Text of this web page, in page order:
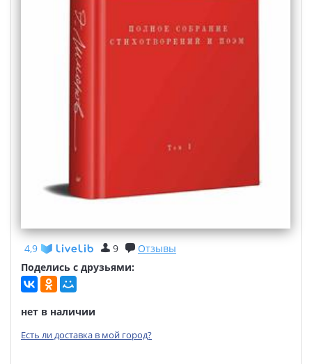
4,9 9
Отзывы
Поделись с друзьями:
нет в наличии
Есть ли доставка в мой город?